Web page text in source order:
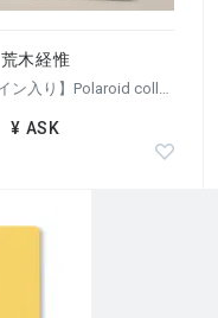
荒木経惟
¥ ASK